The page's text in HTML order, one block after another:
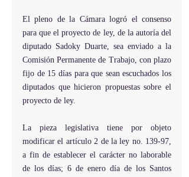
El pleno de la Cámara logró el consenso
para que el proyecto de ley, de la autoría del
diputado Sadoky Duarte, sea enviado a la
Comisión Permanente de Trabajo, con plazo
fijo de 15 días para que sean escuchados los
diputados que hicieron propuestas sobre el
proyecto de ley.
La pieza legislativa tiene por objeto
modificar el artículo 2 de la ley no. 139-97,
a fin de establecer el carácter no laborable
de los días; 6 de enero día de los Santos